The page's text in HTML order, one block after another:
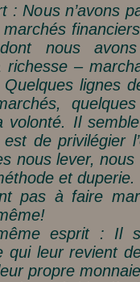
: Nous n’avons
marchés
nous
–
lignes
volonté. Il
de privilégier
nous lever,
et duperie.
pas à faire
esprit : Il
qui leur revient
propre monnaie